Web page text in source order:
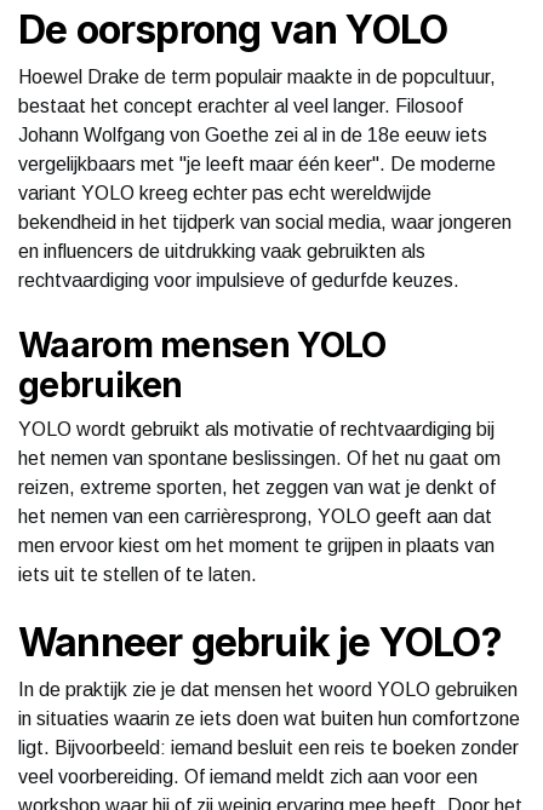
De oorsprong van YOLO
Hoewel Drake de term populair maakte in de popcultuur,
bestaat het concept erachter al veel langer. Filosoof
Johann Wolfgang von Goethe zei al in de 18e eeuw iets
vergelijkbaars met "je leeft maar één keer". De moderne
variant YOLO kreeg echter pas echt wereldwijde
bekendheid in het tijdperk van social media, waar jongeren
en influencers de uitdrukking vaak gebruikten als
rechtvaardiging voor impulsieve of gedurfde keuzes.
Waarom mensen YOLO
gebruiken
YOLO wordt gebruikt als motivatie of rechtvaardiging bij
het nemen van spontane beslissingen. Of het nu gaat om
reizen, extreme sporten, het zeggen van wat je denkt of
het nemen van een carrièresprong, YOLO geeft aan dat
men ervoor kiest om het moment te grijpen in plaats van
iets uit te stellen of te laten.
Wanneer gebruik je YOLO?
In de praktijk zie je dat mensen het woord YOLO gebruiken
in situaties waarin ze iets doen wat buiten hun comfortzone
ligt. Bijvoorbeeld: iemand besluit een reis te boeken zonder
veel voorbereiding. Of iemand meldt zich aan voor een
workshop waar hij of zij weinig ervaring mee heeft. Door het